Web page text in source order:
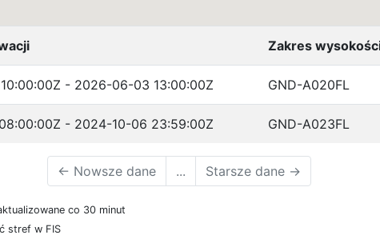
Zakres
- 2026-06-03 13:00:00Z GND-A020FL
- 2024-10-06 23:59:00Z GND-A023FL
← Nowsze dane ... Starsze dane →
co 30 minut
stref w FIS